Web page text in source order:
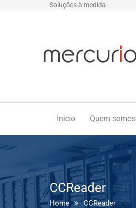
Soluções à medida
Inicio Quem somos
CCReader
Home CCReader